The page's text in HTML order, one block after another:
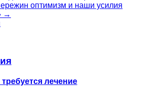
оптимизм и наши усилия
→
лечение